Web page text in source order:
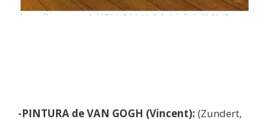
-PINTURA de VAN GOGH (Vincent): (Zundert,